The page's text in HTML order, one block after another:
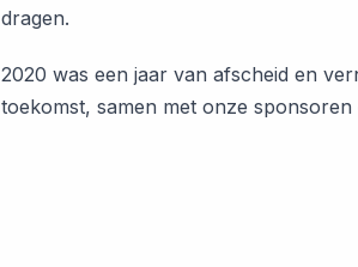
dragen.
2020 was een jaar van afscheid en
toekomst, samen met onze sponsoren